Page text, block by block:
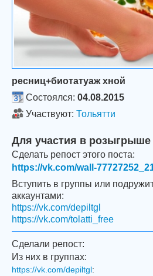
ресниц+биотатуаж хной
Состоялся: 04.08.2015
Участвуют: Тольятти
Для участия в
Сделать репост этого поста:
https://vk.com/wall-
Вступить в группы или
аккаунтами:
https://vk.com/depiltgl
https://vk.com/tolatti_free
Сделали репост:
Из них в группах:
https://vk.com/depiltgl: